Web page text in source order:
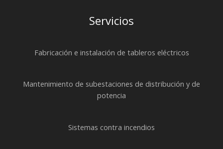
Servicios
Fabricación e instalación de tableros eléctricos
Mantenimiento de subestaciones de distribución y de
potencia
Sistemas contra incendios